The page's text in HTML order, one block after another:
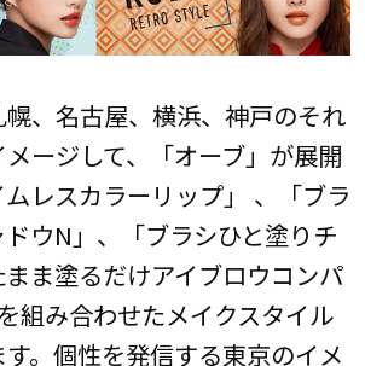
、名古屋、横浜、神戸のそれ
ージして、「オーブ」が展開
レスカラーリップ」 、「ブラ
ウN」、「ブラシひと塗りチ
ま塗るだけアイブロウコンパ
組み合わせたメイクスタイル
。個性を発信する東京のイメ